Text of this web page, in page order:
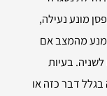
מונע נעילה,
מהמצב אם
בעיות
דבר כזה או